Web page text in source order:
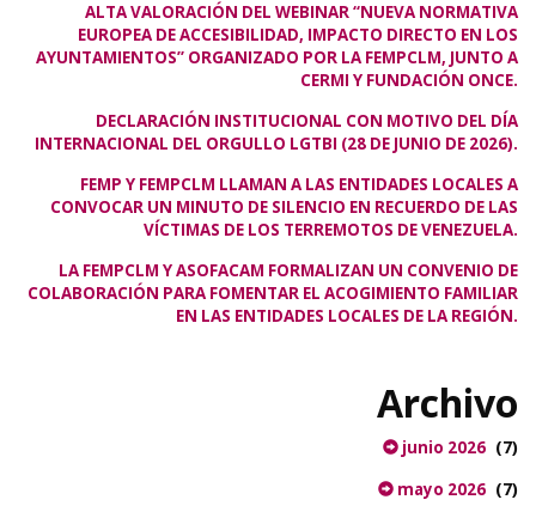
ALTA VALORACIÓN DEL WEBINAR “NUEVA NORMATIVA
EUROPEA DE ACCESIBILIDAD, IMPACTO DIRECTO EN LOS
AYUNTAMIENTOS” ORGANIZADO POR LA FEMPCLM, JUNTO A
CERMI Y FUNDACIÓN ONCE.
DECLARACIÓN INSTITUCIONAL CON MOTIVO DEL DÍA
INTERNACIONAL DEL ORGULLO LGTBI (28 DE JUNIO DE 2026).
FEMP Y FEMPCLM LLAMAN A LAS ENTIDADES LOCALES A
CONVOCAR UN MINUTO DE SILENCIO EN RECUERDO DE LAS
VÍCTIMAS DE LOS TERREMOTOS DE VENEZUELA.
LA FEMPCLM Y ASOFACAM FORMALIZAN UN CONVENIO DE
COLABORACIÓN PARA FOMENTAR EL ACOGIMIENTO FAMILIAR
EN LAS ENTIDADES LOCALES DE LA REGIÓN.
Archivo
junio 2026 (7)
mayo 2026 (7)